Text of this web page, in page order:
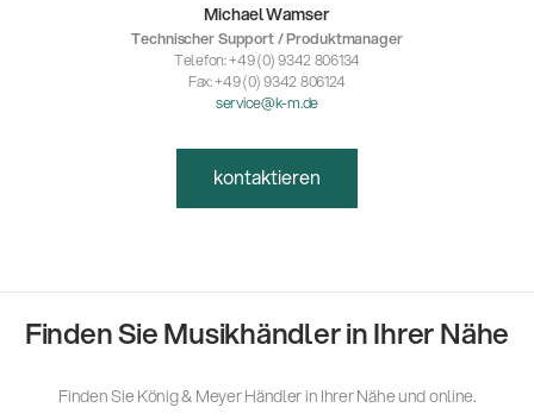
Michael Wamser
Technischer Support / Produktmanager
Telefon: +49 (0) 9342 806134
Fax: +49 (0) 9342 806124
service@k-m.de
kontaktieren
Finden Sie Musikhändler in Ihrer Nähe
Finden Sie König & Meyer Händler in Ihrer Nähe und online.